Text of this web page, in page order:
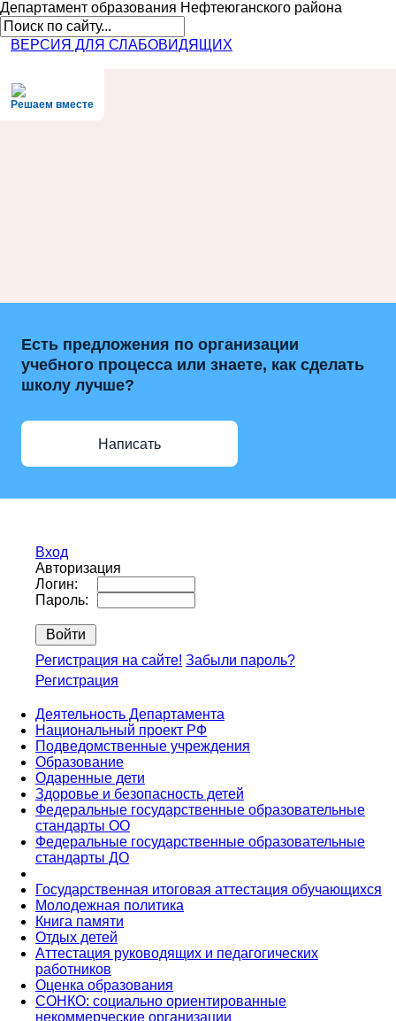
Департамент образования Нефтеюганского района
ВЕРСИЯ ДЛЯ СЛАБОВИДЯЩИХ
Решаем вместе
Есть предложения по организации
учебного процесса или знаете, как сделать
школу лучше?
Написать
Вход
Авторизация
Логин:
Пароль:
Регистрация на сайте! Забыли пароль?
Регистрация
Деятельность Департамента
Национальный проект РФ
Подведомственные учреждения
Образование
Одаренные дети
Здоровье и безопасность детей
Федеральные государственные образовательные
стандарты ОО
Федеральные государственные образовательные
стандарты ДО
Государственная итоговая аттестация обучающихся
Молодежная политика
Книга памяти
Отдых детей
Аттестация руководящих и педагогических
работников
Оценка образования
СОНКО: социально ориентированные
некоммерческие организации